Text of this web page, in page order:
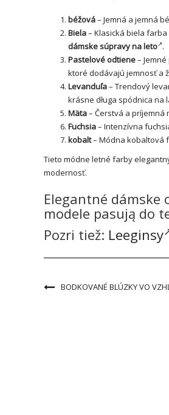
béžová– Jemná a jemná
Biela– Klasická biela
dámske súpravy na leto .
Pastelové odtiene–
ktoré dodávajú jemnosť a
Levanduľa– Trendový
krásne długa spódnica na
Mäta– Čerstvá a
Fuchsia– Intenzívna
kobalt– Módna kobaltová
Tieto módne letné farby
modernosť.
Elegantné dámske
modele pasują do
Pozri tiež: Leeginsy
BODKOVANÉ BLÚZKY VO